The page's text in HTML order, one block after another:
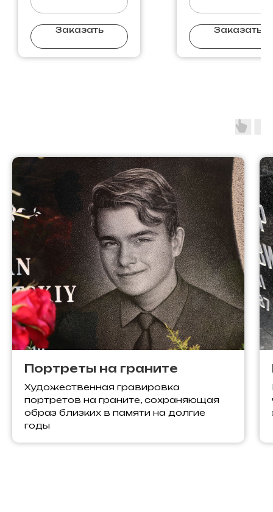
Заказать Заказать
Портреты на граните
Художественная гравировка
портретов на граните, сохраняющая
образ близких в памяти на долгие
годы